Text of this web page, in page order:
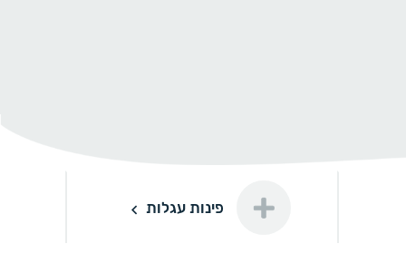
פינות עגלות פינות עגלות